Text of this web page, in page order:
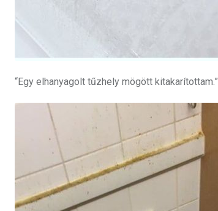
“Egy elhanyagolt tűzhely mögött kitakarítottam.”